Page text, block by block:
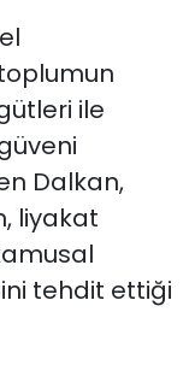
toplumun
ile
Dalkan,
liyakat
tehdit ettiği